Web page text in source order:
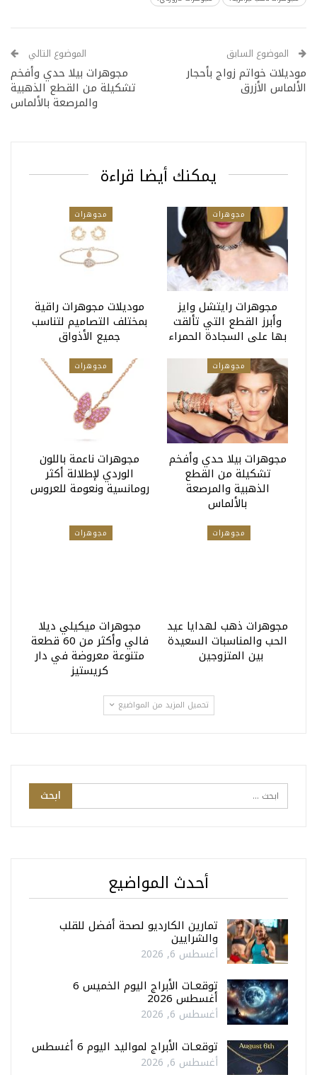
الموضوع السابق
موديلات خواتم زواج بأحجار
الألماس الأزرق
الموضوع التالي
مجوهرات بيلا حدي وأفخم
تشكيلة من القطع الذهبية
والمرصعة بالألماس
يمكنك أيضا قراءة
مجوهرات
مجوهرات رايتشل وايز
وأبرز القطع التي تألقت
بها على السجادة الحمراء
مجوهرات
موديلات مجوهرات راقية
بمختلف التصاميم لتناسب
جميع الأذواق
مجوهرات
مجوهرات بيلا حدي وأفخم
تشكيلة من القطع
الذهبية والمرصعة
بالألماس
مجوهرات
مجوهرات ناعمة باللون
الوردي لإطلالة أكثر
رومانسية ونعومة للعروس
مجوهرات
مجوهرات ذهب لهدايا عيد
الحب والمناسبات السعيدة
بين المتزوجين
مجوهرات
مجوهرات ميكيلي ديلا
فالي وأكثر من 60 قطعة
متنوعة معروضة في دار
كريستيز
تحميل المزيد من المواضيع
أحدث المواضيع
تمارين الكارديو لصحة أفضل للقلب
والشرايين
أغسطس 6, 2026
توقعـات الأبراج اليوم الخميس 6
أغسطس 2026
أغسطس 6, 2026
توقعـات الأبراج لمواليد اليوم 6 أغسطس
أغسطس 6, 2026